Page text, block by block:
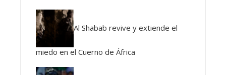
Al Shabab revive y extiende el
miedo en el Cuerno de África